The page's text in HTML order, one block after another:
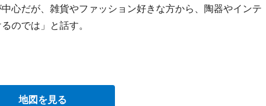
心だが、雑貨やファッション好きな方から、陶器やインテ
のでは」と話す。
地図を見る